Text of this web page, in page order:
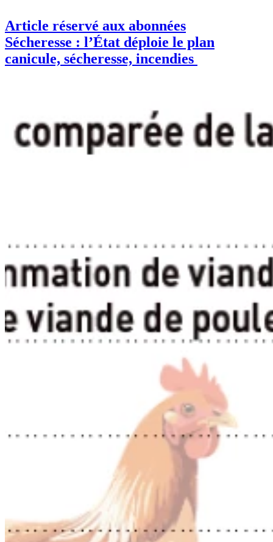
Article réservé aux abonnées
Sécheresse : l’État déploie le plan
canicule, sécheresse, incendies